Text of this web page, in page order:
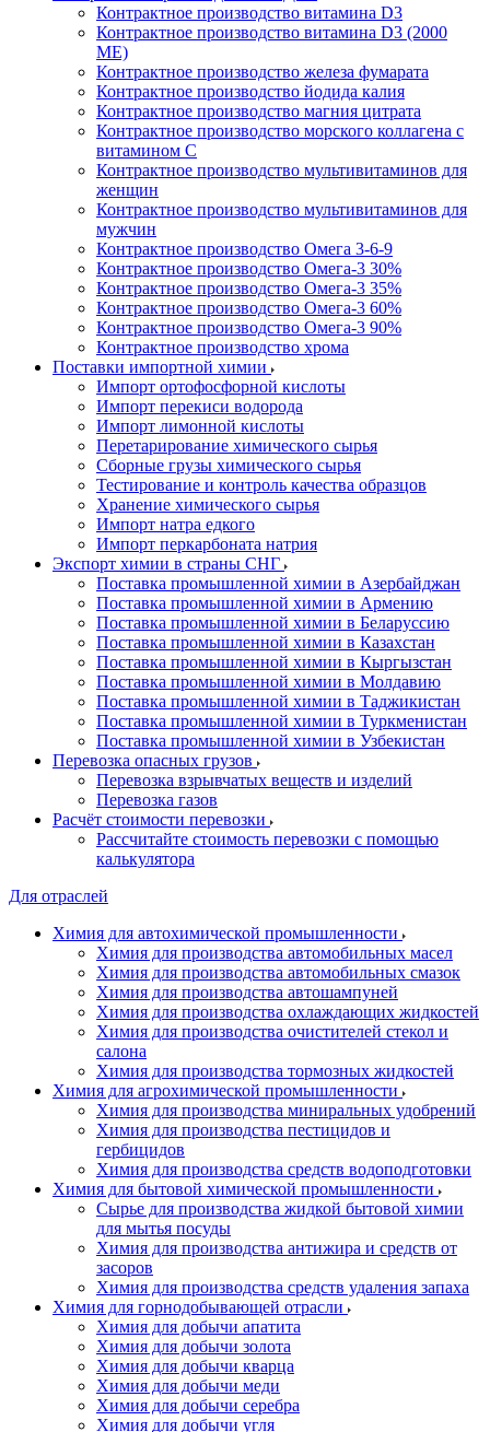
Контрактное производство витамина D3
Контрактное производство витамина D3 (2000
МЕ)
Контрактное производство железа фумарата
Контрактное производство йодида калия
Контрактное производство магния цитрата
Контрактное производство морского коллагена с
витамином С
Контрактное производство мультивитаминов для
женщин
Контрактное производство мультивитаминов для
мужчин
Контрактное производство Омега 3-6-9
Контрактное производство Омега-3 30%
Контрактное производство Омега-3 35%
Контрактное производство Омега-3 60%
Контрактное производство Омега-3 90%
Контрактное производство хрома
Поставки импортной химии
Импорт ортофосфорной кислоты
Импорт перекиси водорода
Импорт лимонной кислоты
Перетарирование химического сырья
Сборные грузы химического сырья
Тестирование и контроль качества образцов
Хранение химического сырья
Импорт натра едкого
Импорт перкарбоната натрия
Экспорт химии в страны СНГ
Поставка промышленной химии в Азербайджан
Поставка промышленной химии в Армению
Поставка промышленной химии в Беларуссию
Поставка промышленной химии в Казахстан
Поставка промышленной химии в Кыргызстан
Поставка промышленной химии в Молдавию
Поставка промышленной химии в Таджикистан
Поставка промышленной химии в Туркменистан
Поставка промышленной химии в Узбекистан
Перевозка опасных грузов
Перевозка взрывчатых веществ и изделий
Перевозка газов
Расчёт стоимости перевозки
Рассчитайте стоимость перевозки с помощью
калькулятора
Для отраслей
Химия для автохимической промышленности
Химия для производства автомобильных масел
Химия для производства автомобильных смазок
Химия для производства автошампуней
Химия для производства охлаждающих жидкостей
Химия для производства очистителей стекол и
салона
Химия для производства тормозных жидкостей
Химия для агрохимической промышленности
Химия для производства миниральных удобрений
Химия для производства пестицидов и
гербицидов
Химия для производства средств водоподготовки
Химия для бытовой химической промышленности
Сырье для производства жидкой бытовой химии
для мытья посуды
Химия для производства антижира и средств от
засоров
Химия для производства средств удаления запаха
Химия для горнодобывающей отрасли
Химия для добычи апатита
Химия для добычи золота
Химия для добычи кварца
Химия для добычи меди
Химия для добычи серебра
Химия для добычи угля